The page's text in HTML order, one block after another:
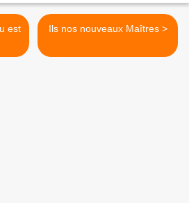
Ils nos nouveaux Maîtres >